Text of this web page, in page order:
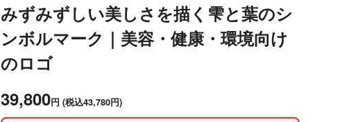
みずみずしい美しさを描く雫と葉のシ
ンボルマーク｜美容・健康・環境向け
のロゴ
39,800円 (税込43,780円)